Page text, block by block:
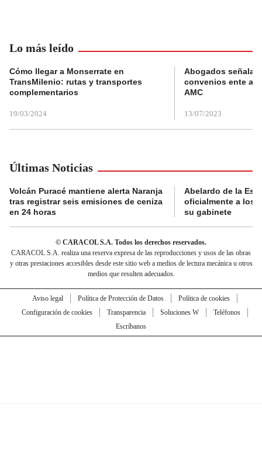
Lo más leído
Cómo llegar a Monserrate en
TransMilenio: rutas y transportes
complementarios
19/03/2024
Abogados
convenios ente
AMC
13/07/2023
Últimas Noticias
Volcán Puracé mantiene alerta Naranja
tras registrar seis emisiones de ceniza
en 24 horas
Abelardo de la
oficialmente a los
su gabinete
© CARACOL S.A. Todos los derechos reservados.
CARACOL S.A. realiza una reserva expresa de las reproducciones y usos de las obras
y otras prestaciones accesibles desde este sitio web a medios de lectura mecánica u otros
medios que resulten adecuados.
Aviso legal Política de Protección de Datos
Política de cookies
Configuración de cookies
Transparencia Soluciones W
Teléfonos
Escríbanos